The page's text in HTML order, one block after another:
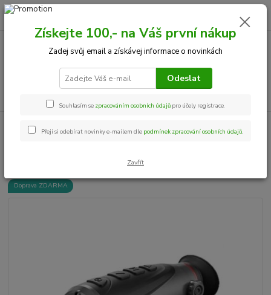
+420 534 534 863
0,00 Kč
Infiray AFFO AP13
Doprava ZDARMA
Získejte 100,- na Váš první nákup
Zadej svůj email a získávej informace o novinkách
Odeslat
Souhlasím se zpracováním osobních údajů pro účely registrace.
Přeji si odebírat novinky e-mailem dle podmínek zpracování osobních údajů.
Zavřít